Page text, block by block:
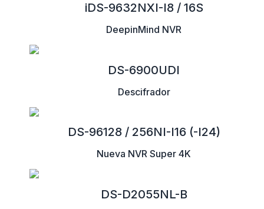
iDS-9632NXI-I8 / 16S
DeepinMind NVR
DS-6900UDI
Descifrador
DS-96128 / 256NI-I16 (-I24)
Nueva NVR Super 4K
DS-D2055NL-B